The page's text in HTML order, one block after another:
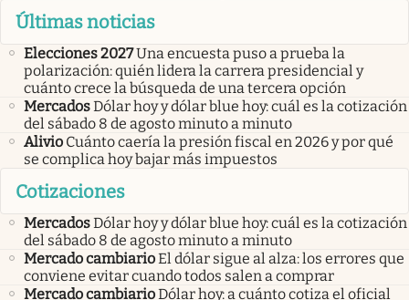
Últimas noticias
Elecciones 2027Una encuesta puso a prueba la
polarización: quién lidera la carrera presidencial y
cuánto crece la búsqueda de una tercera opción
MercadosDólar hoy y dólar blue hoy: cuál es la cotización
del sábado 8 de agosto minuto a minuto
Alivio Cuánto caería la presión fiscal en 2026 y por qué
se complica hoy bajar más impuestos
Cotizaciones
MercadosDólar hoy y dólar blue hoy: cuál es la cotización
del sábado 8 de agosto minuto a minuto
Mercado cambiarioEl dólar sigue al alza: los errores que
conviene evitar cuando todos salen a comprar
Mercado cambiarioDólar hoy: a cuánto cotiza el oficial